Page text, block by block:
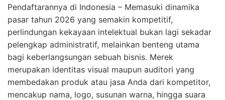
Pendaftarannya di Indonesia – Memasuki dinamika
pasar tahun 2026 yang semakin kompetitif,
perlindungan kekayaan intelektual bukan lagi sekadar
pelengkap administratif, melainkan benteng utama
bagi keberlangsungan sebuah bisnis. Merek
merupakan identitas visual maupun auditori yang
membedakan produk atau jasa Anda dari kompetitor,
mencakup nama, logo, susunan warna, hingga suara